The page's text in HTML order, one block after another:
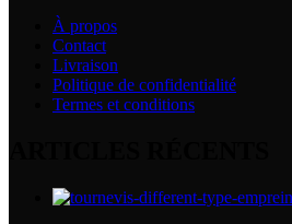
À propos
Contact
Livraison
Politique de confidentialité
Termes et conditions